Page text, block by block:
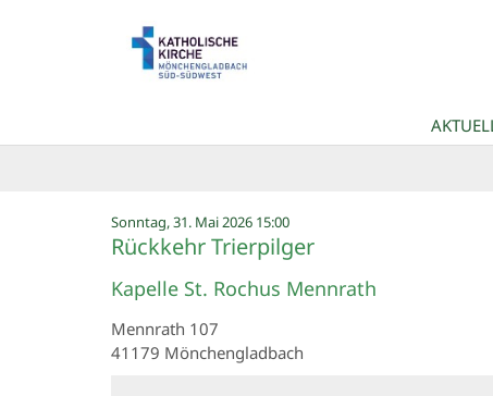
Sonntag, 31. Mai 2026 15:00:
Rückkehr Trierpilger
Kapelle St. Rochus Mennrath
Mennrath 107
41179 Mönchengladbach